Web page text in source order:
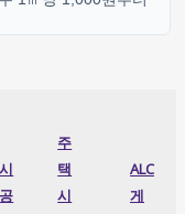
시
공
주
택
시
ALC
게